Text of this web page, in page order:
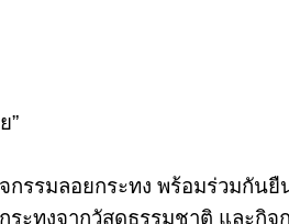
”
รมลอยกระทง พร้อมร่วมกัน
ะทงจากวัสดุธรรมชาติ และกิ